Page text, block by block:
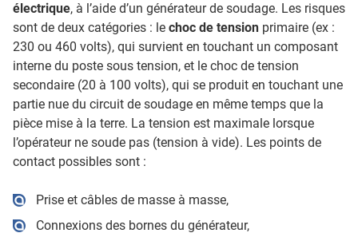
électrique, à l’aide d’un générateur de soudage. Les risques
sont de deux catégories : le choc de tension primaire (ex :
230 ou 460 volts), qui survient en touchant un composant
interne du poste sous tension, et le choc de tension
secondaire (20 à 100 volts), qui se produit en touchant une
partie nue du circuit de soudage en même temps que la
pièce mise à la terre. La tension est maximale lorsque
l’opérateur ne soude pas (tension à vide). Les points de
contact possibles sont :
Prise et câbles de masse à masse,
Connexions des bornes du générateur,